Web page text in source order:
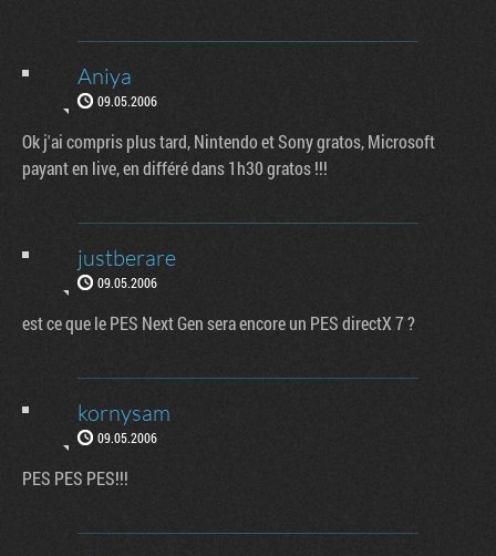
Aniya
09.05.2006
Ok j'ai compris plus tard, Nintendo et Sony gratos, Microsoft
payant en live, en différé dans 1h30 gratos !!!
justberare
09.05.2006
est ce que le PES Next Gen sera encore un PES directX 7 ?
kornysam
09.05.2006
PES PES PES!!!